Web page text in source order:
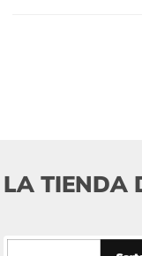
LA TIENDA